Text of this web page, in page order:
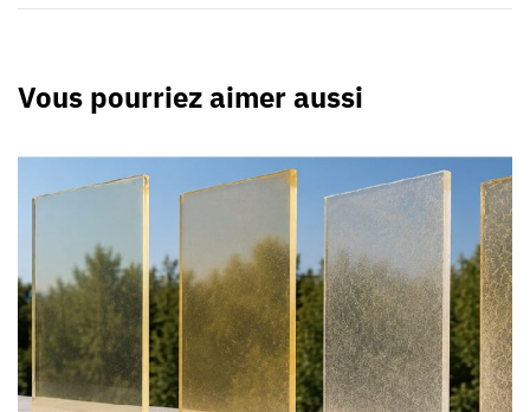
Vous pourriez aimer aussi